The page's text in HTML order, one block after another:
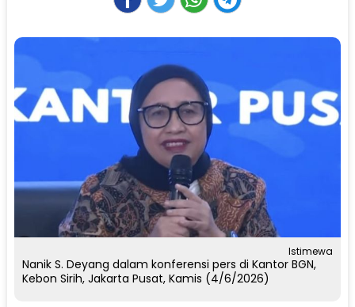
Istimewa
Nanik S. Deyang dalam konferensi pers di Kantor BGN,
Kebon Sirih, Jakarta Pusat, Kamis (4/6/2026)